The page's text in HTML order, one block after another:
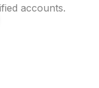
accounts.